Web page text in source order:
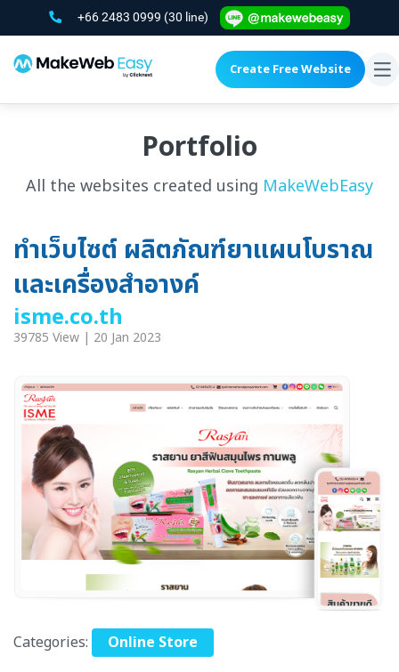
+66 2483 0999 (30 line)
Create Free Website
Portfolio
All the websites created using MakeWebEasy
ทำเว็บไซต์ ผลิตภัณฑ์ยาแผนโบราณ
และเครื่องสำอางค์
isme.co.th
39785 View | 20 Jan 2023
Categories: Online Store